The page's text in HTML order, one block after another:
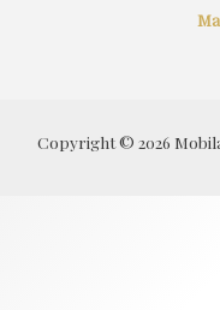
Copyright © 2026